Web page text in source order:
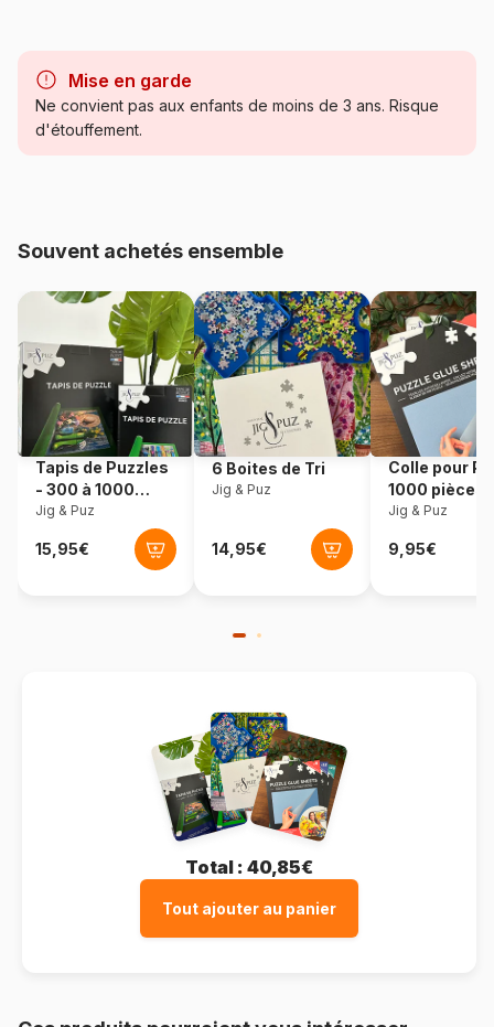
Catégorie Puzzles - Villes et Villages
Référence Pieces-Peace-F-00308
EAN 3667232003086
Nombre de pièces 96 pièces
Dimensions 20 x 15 cm
Mise en garde
Ne convient pas aux enfants de moins de 3 ans. Risque
d'étouffement.
Souvent achetés ensemble
Tapis de Puzzles
- 300 à 1000
pièces
Jig & Puz
6 Boites de Tri
Jig & Puz
Colle pour
1000 pièces
Jig & Puz
Total : 40,85€
Tout ajouter au panier